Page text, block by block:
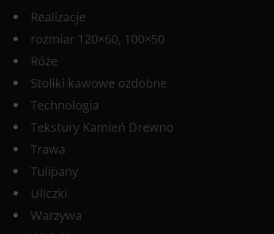
Realizacje
rozmiar 120×60, 100×50
Róże
Stoliki kawowe ozdobne
Technologia
Tekstury Kamień Drewno
Trawa
Tulipany
Uliczki
Warzywa